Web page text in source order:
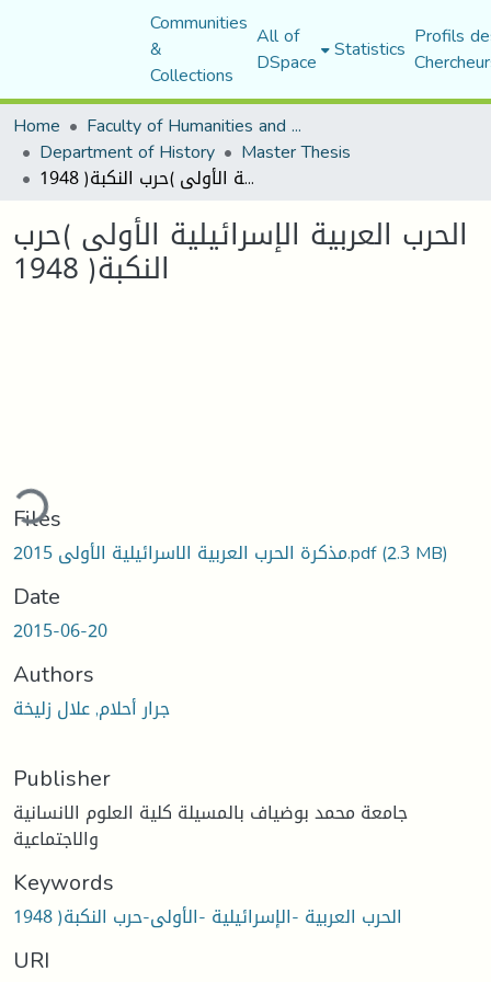
Communities
&
Collections
All of
DSpace Statistics Profils
Home
Faculty of Humanities and Social Sciences
Department of History Master Thesis
الحرب العربية الإسرائيلية الأولى )حرب النكبة( 1948
الحرب العربية الإسرائيلية الأولى )حرب
النكبة( 1948
Files
مذكرة الحرب العربية الاسرائيلية الأولى 2015.pdf(2.3 MB)
Date
2015-06-20
Authors
جرار أحلام, علال زليخة
Publisher
جامعة محمد بوضياف بالمسيلة كلية العلوم الانسانية
والاجتماعية
Keywords
الحرب العربية -الإسرائيلية -الأولى-حرب النكبة( 1948
URI